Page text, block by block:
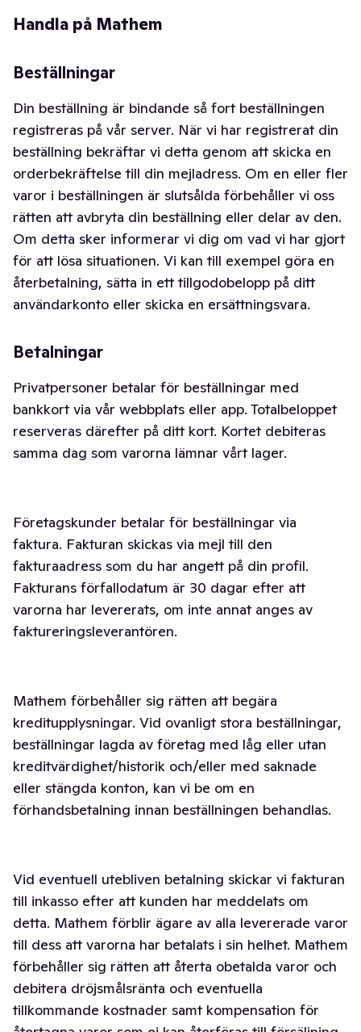
Handla på Mathem
Beställningar
Din beställning är bindande så fort beställningen
registreras på vår server. När vi har registrerat din
beställning bekräftar vi detta genom att skicka en
orderbekräftelse till din mejladress. Om en eller fler
varor i beställningen är slutsålda förbehåller vi oss
rätten att avbryta din beställning eller delar av den.
Om detta sker informerar vi dig om vad vi har gjort
för att lösa situationen. Vi kan till exempel göra en
återbetalning, sätta in ett tillgodobelopp på ditt
användarkonto eller skicka en ersättningsvara.
Betalningar
Privatpersoner betalar för beställningar med
bankkort via vår webbplats eller app. Totalbeloppet
reserveras därefter på ditt kort. Kortet debiteras
samma dag som varorna lämnar vårt lager.
Företagskunder betalar för beställningar via
faktura. Fakturan skickas via mejl till den
fakturaadress som du har angett på din profil.
Fakturans förfallodatum är 30 dagar efter att
varorna har levererats, om inte annat anges av
faktureringsleverantören.
Mathem förbehåller sig rätten att begära
kreditupplysningar. Vid ovanligt stora beställningar,
beställningar lagda av företag med låg eller utan
kreditvärdighet/historik och/eller med saknade
eller stängda konton, kan vi be om en
förhandsbetalning innan beställningen behandlas.
Vid eventuell utebliven betalning skickar vi fakturan
till inkasso efter att kunden har meddelats om
detta. Mathem förblir ägare av alla levererade varor
till dess att varorna har betalats i sin helhet. Mathem
förbehåller sig rätten att återta obetalda varor och
debitera dröjsmålsränta och eventuella
tillkommande kostnader samt kompensation för